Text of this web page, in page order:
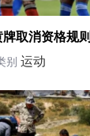
取消资格规则
别 运动